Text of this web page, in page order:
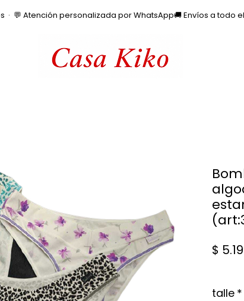
·  💬 Atención personalizada por WhatsApp
$
talle *